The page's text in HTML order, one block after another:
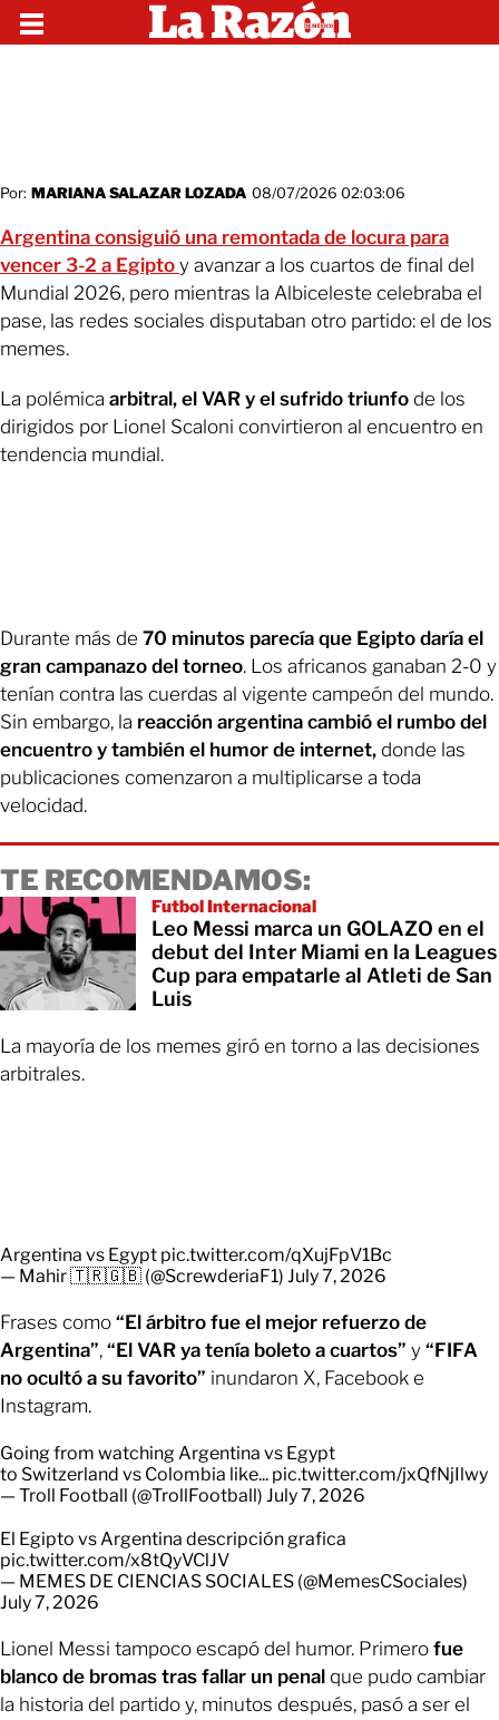
Por: MARIANA SALAZAR LOZADA 08/07/2026 02:03:06
Argentina consiguió una remontada de locura para
vencer 3-2 a Egipto y avanzar a los cuartos de final del
Mundial 2026, pero mientras la Albiceleste celebraba el
pase, las redes sociales disputaban otro partido: el de los
memes.
La polémica arbitral, el VAR y el sufrido triunfo de los
dirigidos por Lionel Scaloni convirtieron al encuentro en
tendencia mundial.
Durante más de 70 minutos parecía que Egipto daría el
gran campanazo del torneo. Los africanos ganaban 2-0 y
tenían contra las cuerdas al vigente campeón del mundo.
Sin embargo, la reacción argentina cambió el rumbo del
encuentro y también el humor de internet, donde las
publicaciones comenzaron a multiplicarse a toda
velocidad.
TE RECOMENDAMOS:
Futbol Internacional
Leo Messi marca un GOLAZO en el
debut del Inter Miami en la Leagues
Cup para empatarle al Atleti de San
Luis
La mayoría de los memes giró en torno a las decisiones
arbitrales.
Argentina vs Egypt pic.twitter.com/qXujFpV1Bc
— Mahir 🇹🇷🇬🇧 (@ScrewderiaF1) July 7, 2026
Frases como “El árbitro fue el mejor refuerzo de
Argentina”, “El VAR ya tenía boleto a cuartos” y “FIFA
no ocultó a su favorito” inundaron X, Facebook e
Instagram.
Going from watching Argentina vs Egypt
to Switzerland vs Colombia like... pic.twitter.com/jxQfNjIlwy
— Troll Football (@TrollFootball) July 7, 2026
El Egipto vs Argentina descripción grafica
pic.twitter.com/x8tQyVClJV
— MEMES DE CIENCIAS SOCIALES (@MemesCSociales)
July 7, 2026
Lionel Messi tampoco escapó del humor. Primero fue
blanco de bromas tras fallar un penal que pudo cambiar
la historia del partido y, minutos después, pasó a ser el